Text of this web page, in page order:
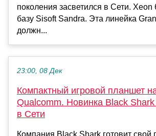
поколения засветился в Сети. Xeon
базу Sisoft Sandra. Эта линейка
должн...
23:00, 08 Дек
Компактный игровой планшет
Qualcomm. Новинка Black Shark
в Сети
Компания Black Shark готовит свой